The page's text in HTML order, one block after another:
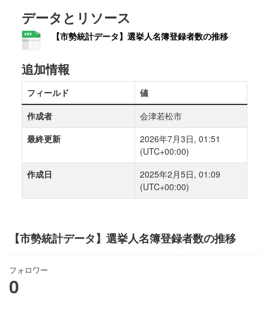
【市勢統計データ】選挙人名簿登録者数の推移
フォロワー
0
データとリソース
【市勢統計データ】選挙人名簿登録者数の推移
追加情報
フィールド
値
作成者
会津若松市
最終更新
2026年7月3日, 01:51
(UTC+00:00)
作成日
2025年2月5日, 01:09
(UTC+00:00)